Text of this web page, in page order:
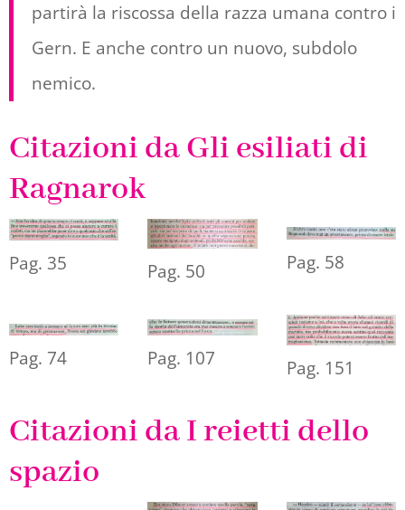
partirà la riscossa della razza umana contro i
Gern. E anche contro un nuovo, subdolo
nemico.
Citazioni da Gli esiliati di
Ragnarok
Pag. 35 Pag. 50 Pag. 58
Pag. 74 Pag. 107 Pag. 151
Citazioni da I reietti dello
spazio